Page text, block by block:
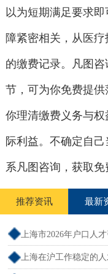
以为短期满足要求
障紧密相关，从医
的缴费记录。凡图
节，可为你免费提
你理清缴费义务与
际利益。不确定自
系凡图咨询，获取免
推荐资讯 最新
上海市2026年户口人
政策文件）
上海在沪工作稳定的